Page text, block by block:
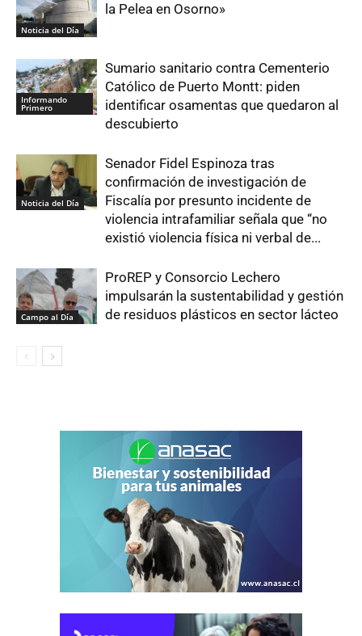
Noticia del Día
la Pelea en Osorno»
Informando
Primero
Sumario sanitario contra Cementerio
Católico de Puerto Montt: piden
identificar osamentas que quedaron al
descubierto
Noticia del Día
Senador Fidel Espinoza tras
confirmación de investigación de
Fiscalía por presunto incidente de
violencia intrafamiliar señala que “no
existió violencia física ni verbal de...
Campo al Día
ProREP y Consorcio Lechero
impulsarán la sustentabilidad y gestión
de residuos plásticos en sector lácteo